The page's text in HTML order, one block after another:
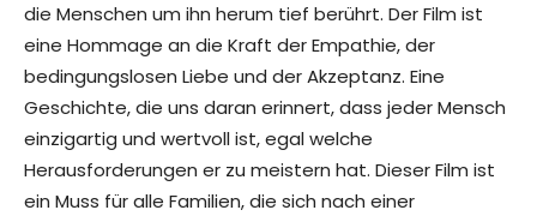
die Menschen um ihn herum tief berührt. Der Film ist
eine Hommage an die Kraft der Empathie, der
bedingungslosen Liebe und der Akzeptanz. Eine
Geschichte, die uns daran erinnert, dass jeder Mensch
einzigartig und wertvoll ist, egal welche
Herausforderungen er zu meistern hat. Dieser Film ist
ein Muss für alle Familien, die sich nach einer